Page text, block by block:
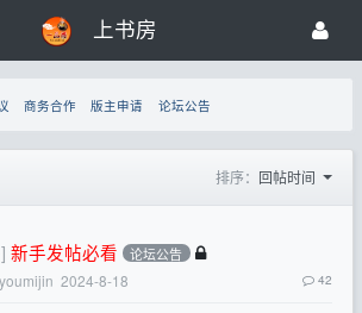
上书房
商务合作 版主申请 论坛公告
排序： 回帖时间
新手发帖必看 论坛公告
youmijin 2024-8-18 42